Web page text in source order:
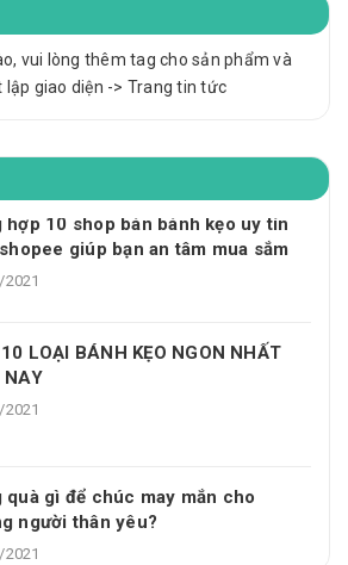
vui lòng thêm tag cho sản phẩm và
giao diện -> Trang tin tức
hợp 10 shop bán bánh kẹo uy tín
giúp bạn an tâm mua sắm
LOẠI BÁNH KẸO NGON NHẤT
NAY
quà gì để chúc may mắn cho
người thân yêu?